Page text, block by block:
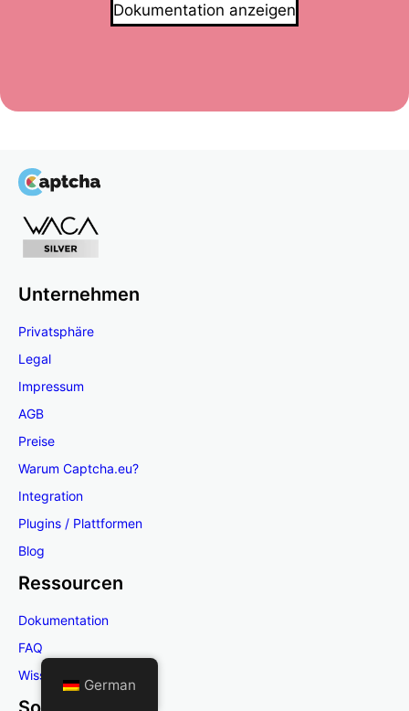
Dokumentation anzeigen
Unternehmen
Privatsphäre
Legal
Impressum
AGB
Preise
Warum Captcha.eu?
Integration
Plugins / Plattformen
Blog
Ressourcen
Dokumentation
FAQ
Wissensdatenbank
German